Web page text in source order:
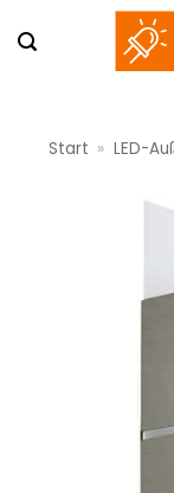
Inhalt
Start » LED-